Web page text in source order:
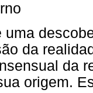
uma
da
da
origem.